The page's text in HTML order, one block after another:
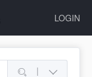
LOGIN
|